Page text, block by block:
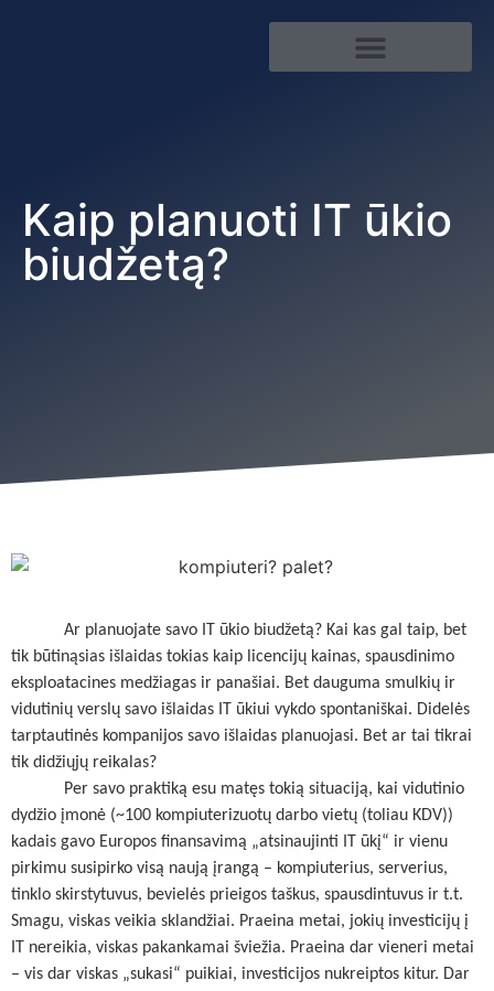
Kaip planuoti IT ūkio
biudžetą?
Ar planuojate savo IT ūkio biudžetą? Kai kas gal taip, bet
tik būtinąsias išlaidas tokias kaip licencijų kainas, spausdinimo
eksploatacines medžiagas ir panašiai. Bet dauguma smulkių ir
vidutinių verslų savo išlaidas IT ūkiui vykdo spontaniškai. Didelės
tarptautinės kompanijos savo išlaidas planuojasi. Bet ar tai tikrai
tik didžiųjų reikalas?
Per savo praktiką esu matęs tokią situaciją, kai vidutinio
dydžio įmonė (~100 kompiuterizuotų darbo vietų (toliau KDV))
kadais gavo Europos finansavimą „atsinaujinti IT ūkį“ ir vienu
pirkimu susipirko visą naują įrangą – kompiuterius, serverius,
tinklo skirstytuvus, bevielės prieigos taškus, spausdintuvus ir t.t.
Smagu, viskas veikia sklandžiai. Praeina metai, jokių investicijų į
IT nereikia, viskas pakankamai šviežia. Praeina dar vieneri metai
– vis dar viskas „sukasi“ puikiai, investicijos nukreiptos kitur. Dar